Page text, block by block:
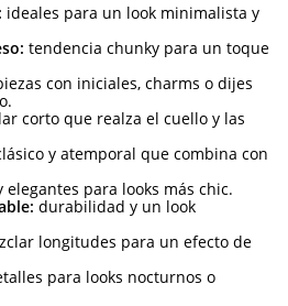
ideales para un look minimalista y
tendencia chunky para un toque
con iniciales, charms o dijes
corto que realza el cuello y las
y atemporal que combina con
elegantes para looks más chic.
durabilidad y un look
longitudes para un efecto de
para looks nocturnos o